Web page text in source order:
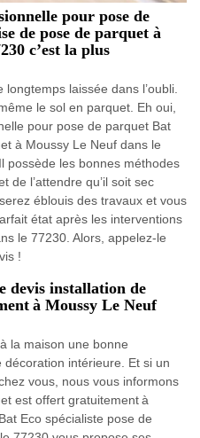
pour pose de
de pose de parquet à
c’est la plus
laissée dans l’oubli.
le sol en parquet. Eh oui,
pour pose de parquet Bat
à Moussy Le Neuf dans le
possède les bonnes méthodes
de l’attendre qu’il soit sec
éblouis des travaux et vous
état après les interventions
le 77230. Alors, appelez-le
!
devis installation de
à Moussy Le Neuf
la maison une bonne
intérieure. Et si un
vous, nous vous informons
est offert gratuitement à
Eco spécialiste pose de